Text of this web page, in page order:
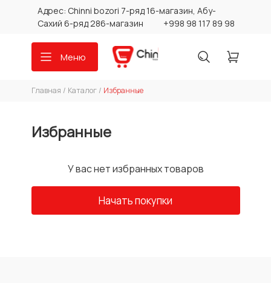
Адрес: Chinni bozori 7-ряд 16-магазин, Абу-
Сахий 6-ряд 286-магазин
+998 98 117 89 98
Меню
Главная / Каталог / Избранные
Избранные
У вас нет избранных товаров
Начать покупки